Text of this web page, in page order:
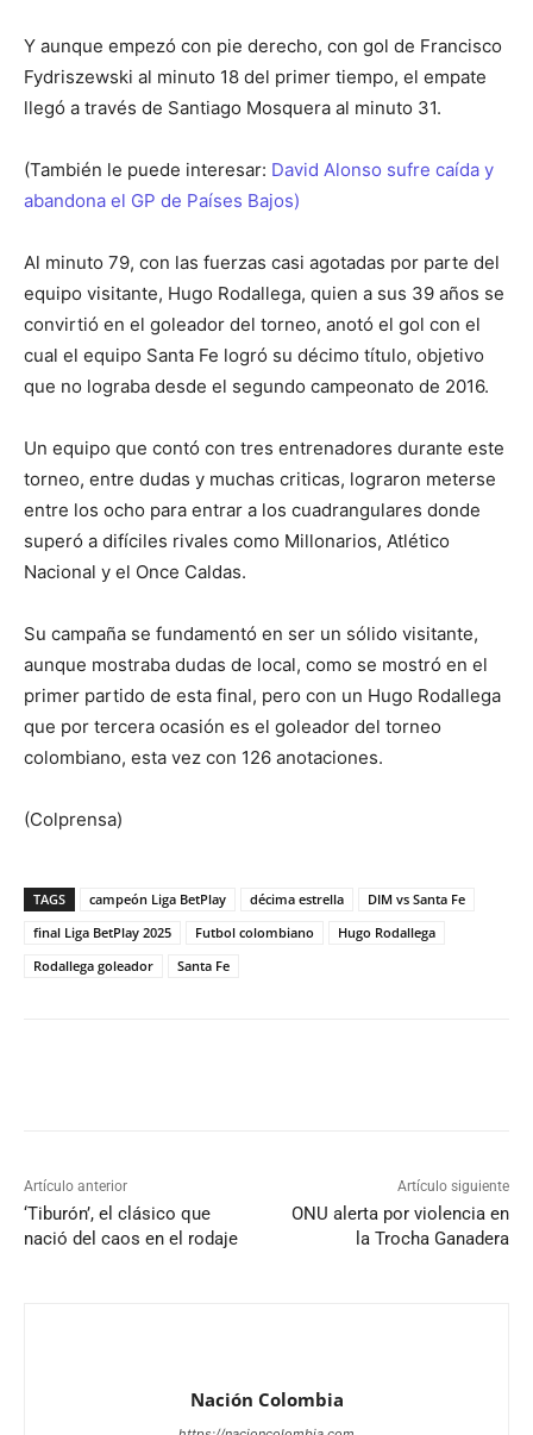
Y aunque empezó con pie derecho, con gol de Francisco
Fydriszewski al minuto 18 del primer tiempo, el empate
llegó a través de Santiago Mosquera al minuto 31.
(También le puede interesar: David Alonso sufre caída y
abandona el GP de Países Bajos)
Al minuto 79, con las fuerzas casi agotadas por parte del
equipo visitante, Hugo Rodallega, quien a sus 39 años se
convirtió en el goleador del torneo, anotó el gol con el
cual el equipo Santa Fe logró su décimo título, objetivo
que no lograba desde el segundo campeonato de 2016.
Un equipo que contó con tres entrenadores durante este
torneo, entre dudas y muchas criticas, lograron meterse
entre los ocho para entrar a los cuadrangulares donde
superó a difíciles rivales como Millonarios, Atlético
Nacional y el Once Caldas.
Su campaña se fundamentó en ser un sólido visitante,
aunque mostraba dudas de local, como se mostró en el
primer partido de esta final, pero con un Hugo Rodallega
que por tercera ocasión es el goleador del torneo
colombiano, esta vez con 126 anotaciones.
(Colprensa)
TAGS campeón Liga BetPlay décima estrella
DIM vs Santa Fe
final Liga BetPlay 2025
Futbol colombiano
Hugo Rodallega
Rodallega goleador
Santa Fe
Artículo anterior
‘Tiburón’, el clásico que
nació del caos en el rodaje
Artículo siguiente
ONU alerta por violencia en
la Trocha Ganadera
Nación Colombia